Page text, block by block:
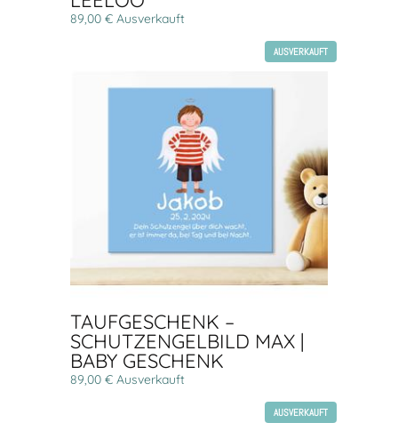
89,00 € Ausverkauft
AUSVERKAUFT
TAUFGESCHENK –
SCHUTZENGELBILD MAX |
BABY GESCHENK
89,00 € Ausverkauft
AUSVERKAUFT